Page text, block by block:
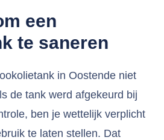
een
te saneren
in Oostende niet
de tank werd afgekeurd bij
ben je wettelijk verplicht
te laten stellen. Dat